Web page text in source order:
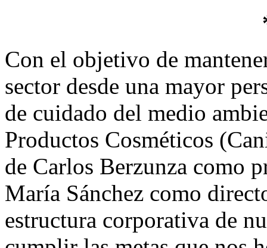
Con el objetivo de
sector desde una mayor
de cuidado del medio
Productos Cosméticos
de Carlos Berzunza como
María Sánchez como
estructura corporativa de